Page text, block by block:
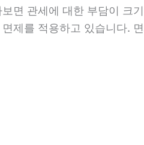
면 관세에 대한 부담이 크
제를 적용하고 있습니다.